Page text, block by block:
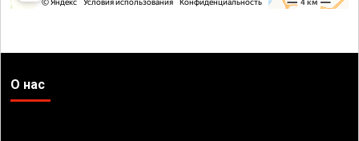
О нас